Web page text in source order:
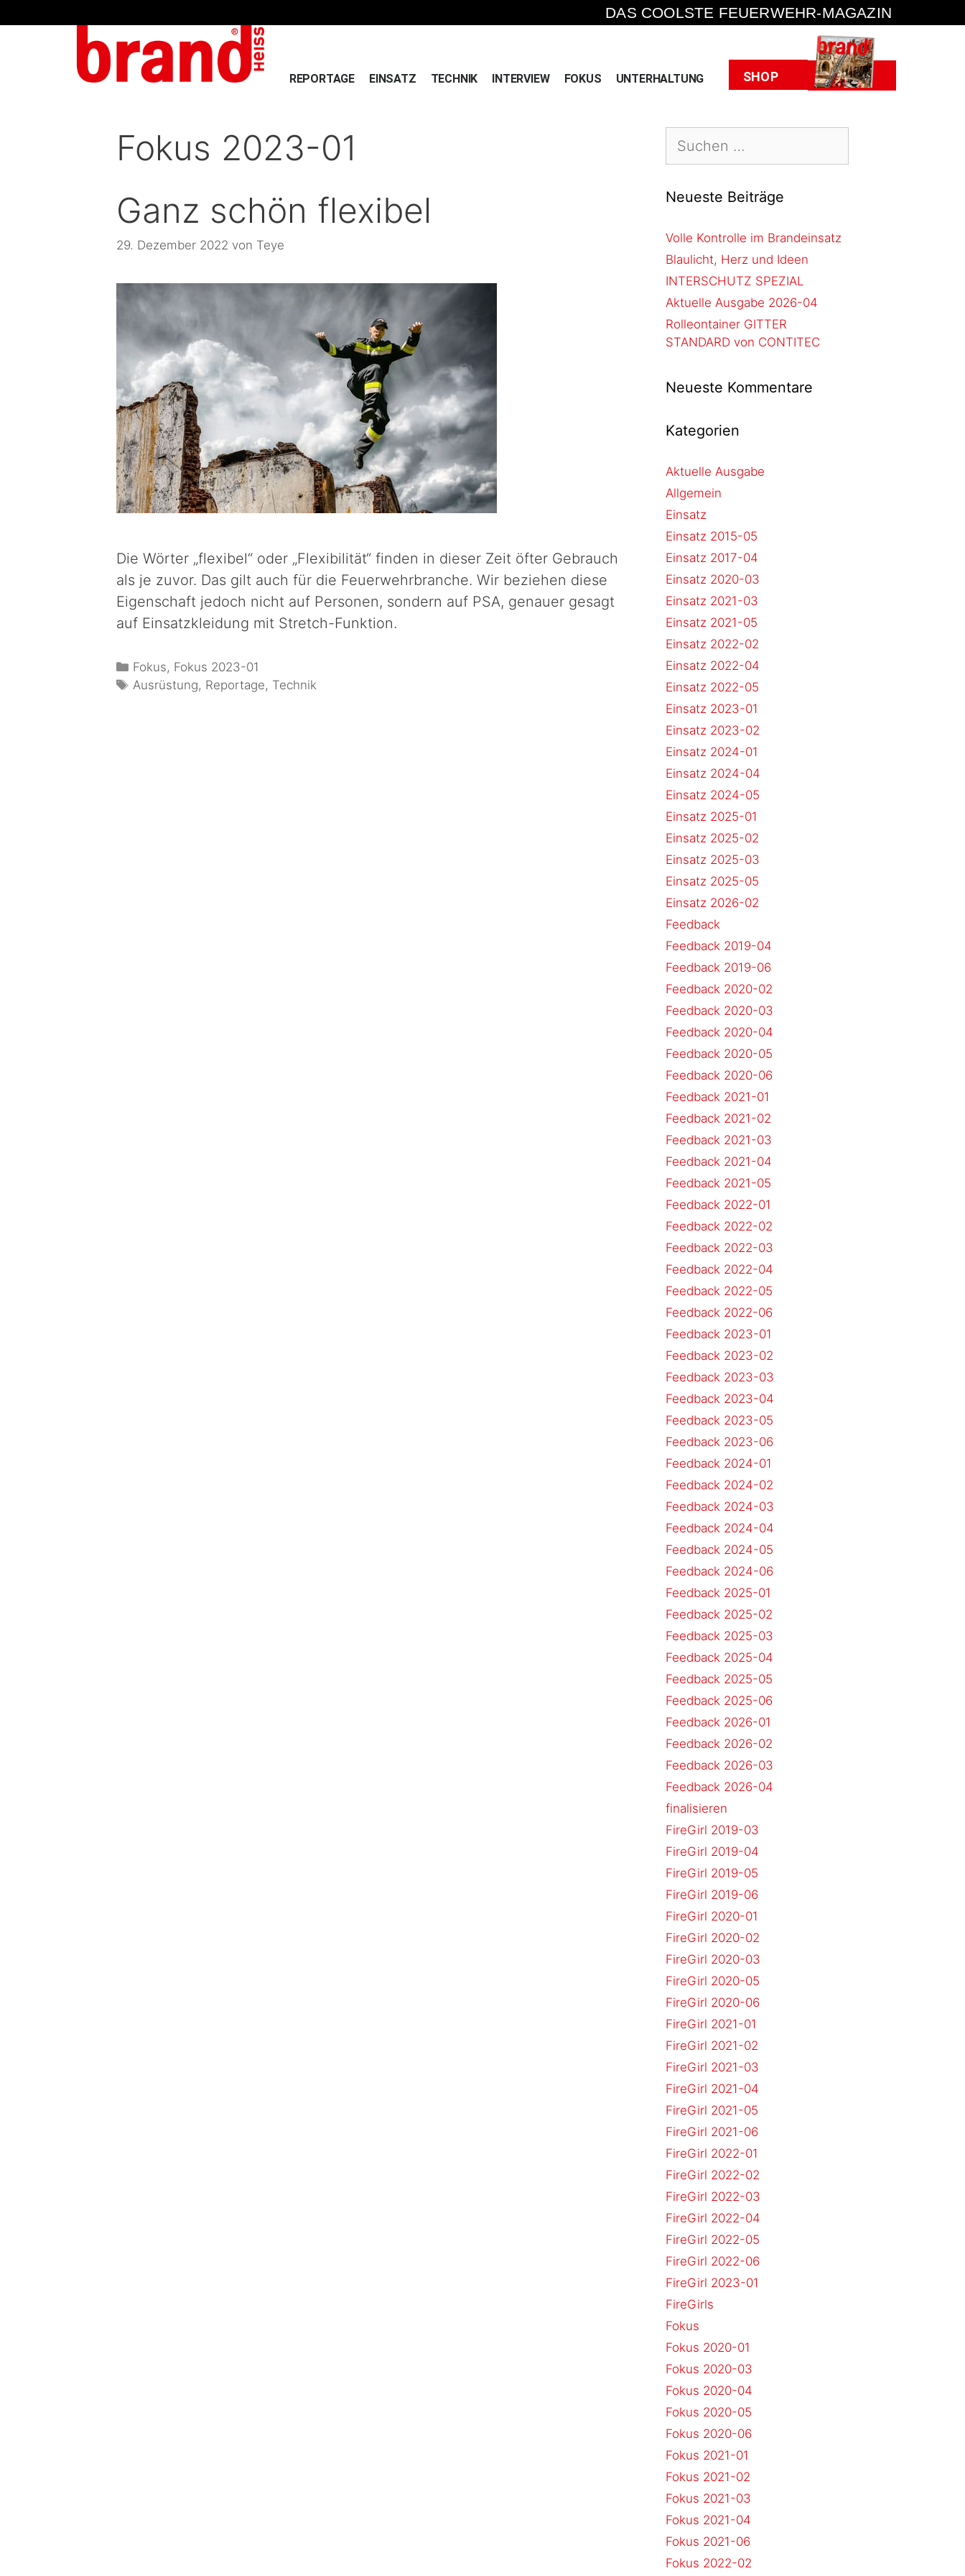
DAS COOLSTE FEUERWEHR-MAGAZIN
REPORTAGE EINSATZ TECHNIK INTERVIEW FOKUS UNTERHALTUNG SHOP Heft
Fokus 2023-01
Ganz schön flexibel
29. Dezember 2022 von Teye
Die Wörter „flexibel“ oder „Flexibilität“ finden in dieser Zeit öfter Gebrauch
als je zuvor. Das gilt auch für die Feuerwehrbranche. Wir beziehen diese
Eigenschaft jedoch nicht auf Personen, sondern auf PSA, genauer gesagt
auf Einsatzkleidung mit Stretch-Funktion.
Fokus, Fokus 2023-01
Ausrüstung, Reportage, Technik
Neueste Beiträge
Volle Kontrolle im Brandeinsatz
Blaulicht, Herz und Ideen
INTERSCHUTZ SPEZIAL
Aktuelle Ausgabe 2026-04
Rolleontainer GITTER
STANDARD von CONTITEC
Neueste Kommentare
Kategorien
Aktuelle Ausgabe
Allgemein
Einsatz
Einsatz 2015-05
Einsatz 2017-04
Einsatz 2020-03
Einsatz 2021-03
Einsatz 2021-05
Einsatz 2022-02
Einsatz 2022-04
Einsatz 2022-05
Einsatz 2023-01
Einsatz 2023-02
Einsatz 2024-01
Einsatz 2024-04
Einsatz 2024-05
Einsatz 2025-01
Einsatz 2025-02
Einsatz 2025-03
Einsatz 2025-05
Einsatz 2026-02
Feedback
Feedback 2019-04
Feedback 2019-06
Feedback 2020-02
Feedback 2020-03
Feedback 2020-04
Feedback 2020-05
Feedback 2020-06
Feedback 2021-01
Feedback 2021-02
Feedback 2021-03
Feedback 2021-04
Feedback 2021-05
Feedback 2022-01
Feedback 2022-02
Feedback 2022-03
Feedback 2022-04
Feedback 2022-05
Feedback 2022-06
Feedback 2023-01
Feedback 2023-02
Feedback 2023-03
Feedback 2023-04
Feedback 2023-05
Feedback 2023-06
Feedback 2024-01
Feedback 2024-02
Feedback 2024-03
Feedback 2024-04
Feedback 2024-05
Feedback 2024-06
Feedback 2025-01
Feedback 2025-02
Feedback 2025-03
Feedback 2025-04
Feedback 2025-05
Feedback 2025-06
Feedback 2026-01
Feedback 2026-02
Feedback 2026-03
Feedback 2026-04
finalisieren
FireGirl 2019-03
FireGirl 2019-04
FireGirl 2019-05
FireGirl 2019-06
FireGirl 2020-01
FireGirl 2020-02
FireGirl 2020-03
FireGirl 2020-05
FireGirl 2020-06
FireGirl 2021-01
FireGirl 2021-02
FireGirl 2021-03
FireGirl 2021-04
FireGirl 2021-05
FireGirl 2021-06
FireGirl 2022-01
FireGirl 2022-02
FireGirl 2022-03
FireGirl 2022-04
FireGirl 2022-05
FireGirl 2022-06
FireGirl 2023-01
FireGirls
Fokus
Fokus 2020-01
Fokus 2020-03
Fokus 2020-04
Fokus 2020-05
Fokus 2020-06
Fokus 2021-01
Fokus 2021-02
Fokus 2021-03
Fokus 2021-04
Fokus 2021-06
Fokus 2022-02